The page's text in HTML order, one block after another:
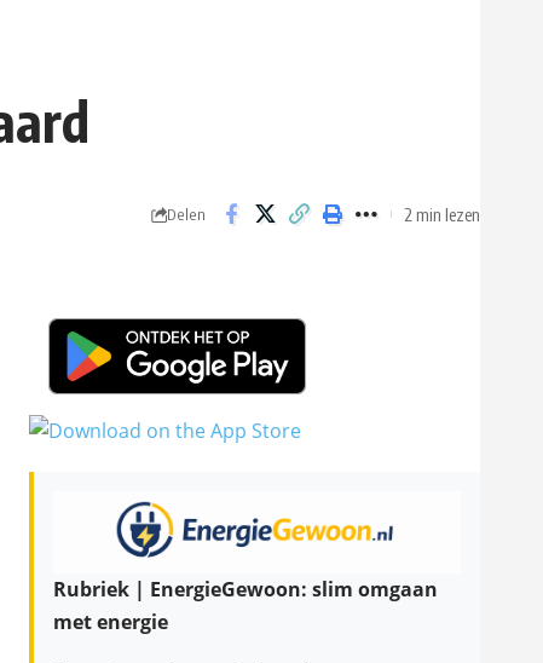
Delen 2 min lezen
Rubriek | EnergieGewoon: slim omgaan
met energie